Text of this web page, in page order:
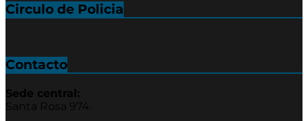
Circulo de Policia
Contacto
Sede central:
Santa Rosa 974.